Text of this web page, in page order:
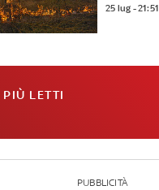
25 lug - 21:51
LETTI
PUBBLICITÀ